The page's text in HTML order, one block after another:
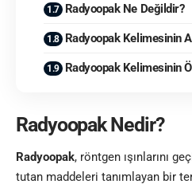
Radyoopak Ne Değildir?
Radyoopak Kelimesinin
Radyoopak Kelimesinin
Radyoopak Nedir?
Radyoopak, röntgen ışınlarını
tutan maddeleri tanımlayan bir